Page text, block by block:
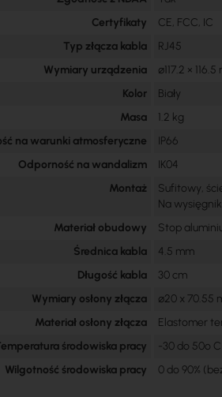
Certyfikaty
CE, FCC, IC
Typ złącza kabla
RJ45
Wymiary urządzenia
⌀117.2 ×
Kolor
Biały
Masa
1.2 kg
na warunki atmosferyczne
IP66
Odporność na wandalizm
IK04
Montaż
Sufitowy,
Na
Materiał obudowy
Stop
Średnica kabla
4.5 mm
Długość kabla
30 cm
Wymiary osłony złącza
⌀20 x 70.55
Materiał osłony złącza
Elastomer
środowiska pracy
-30 do 50º C
Wilgotność środowiska pracy
0 do 90%